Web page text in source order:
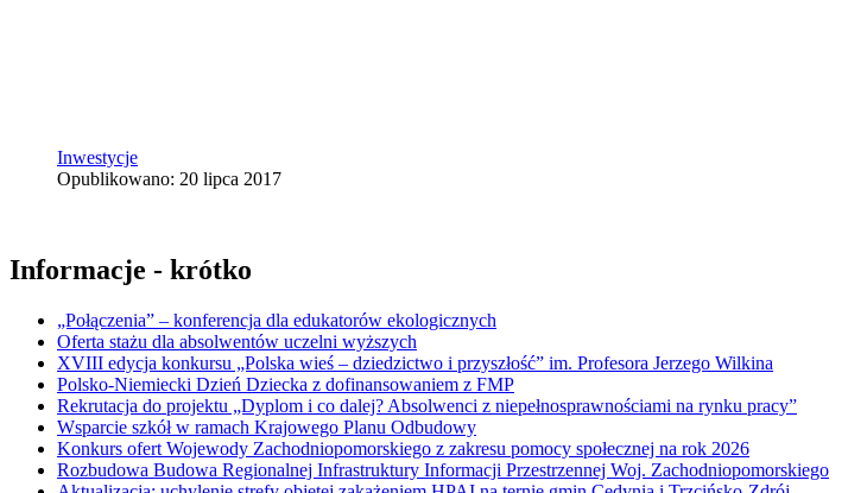
Inwestycje
Opublikowano: 20 lipca 2017
Informacje - krótko
„Połączenia” – konferencja dla edukatorów ekologicznych
Oferta stażu dla absolwentów uczelni wyższych
XVIII edycja konkursu „Polska wieś – dziedzictwo i przyszłość” im. Profesora Jerzego Wilkina
Polsko-Niemiecki Dzień Dziecka z dofinansowaniem z FMP
Rekrutacja do projektu „Dyplom i co dalej? Absolwenci z niepełnosprawnościami na rynku pracy”
Wsparcie szkół w ramach Krajowego Planu Odbudowy
Konkurs ofert Wojewody Zachodniopomorskiego z zakresu pomocy społecznej na rok 2026
Rozbudowa Budowa Regionalnej Infrastruktury Informacji Przestrzennej Woj. Zachodniopomorskiego